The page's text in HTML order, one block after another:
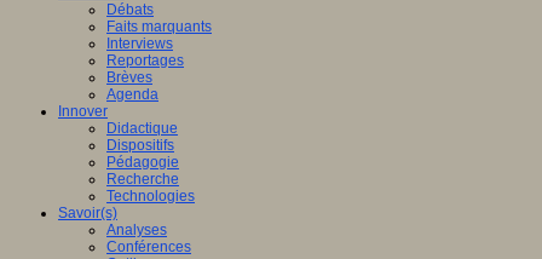
Débats
Faits marquants
Interviews
Reportages
Brèves
Agenda
Innover
Didactique
Dispositifs
Pédagogie
Recherche
Technologies
Savoir(s)
Analyses
Conférences